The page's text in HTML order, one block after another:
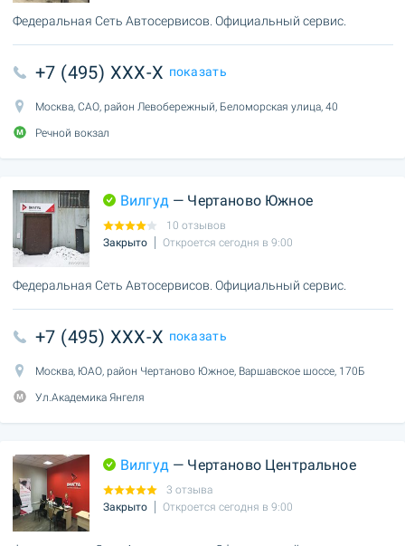
Федеральная Сеть Автосервисов. Официальный сервис.
+7 (495) XXX-X показать
Москва, САО, район Левобережный, Беломорская улица, 40
Речной вокзал
Вилгуд — Чертаново Южное
10 отзывов
Закрыто
Откроется сегодня в 9:00
Федеральная Сеть Автосервисов. Официальный сервис.
+7 (495) XXX-X показать
Москва, ЮАО, район Чертаново Южное, Варшавское шоссе, 170Б
Ул.Академика Янгеля
Вилгуд — Чертаново Центральное
3 отзыва
Закрыто
Откроется сегодня в 9:00